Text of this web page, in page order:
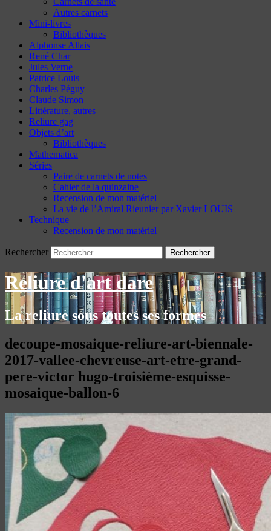
Autres carnets
Mini-livres
Bibliothèques
Alphonse Allais
René Char
Jules Verne
Patrice Louis
Charles Péguy
Claude Simon
Littérature, autres
Reliure gag
Objets d’art
Bibliothèques
Mathematica
Séries
Paire de carnets de notes
Cahier de la quinzaine
Recension de mon matériel
La vie de l’Amiral Rieunier par Xavier LOUIS
Technique
Recension de mon matériel
Rechercher
Reliure d'art dare
La reliure sous toutes ses formes
decoupe-mosaique-reliure-art-biennale-
2017-vallee-chevreuse-art-etre-grand-
pere-victor hugo-troisième-esquisse-
mosaique-ballon-6